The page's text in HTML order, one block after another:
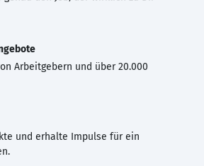
Arbeitgebern und über 20.000
und erhalte Impulse für ein